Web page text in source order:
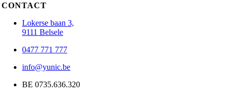
CONTACT
Lokerse baan 3,
9111 Belsele
0477 771 777
info@yunic.be
BE 0735.636.320